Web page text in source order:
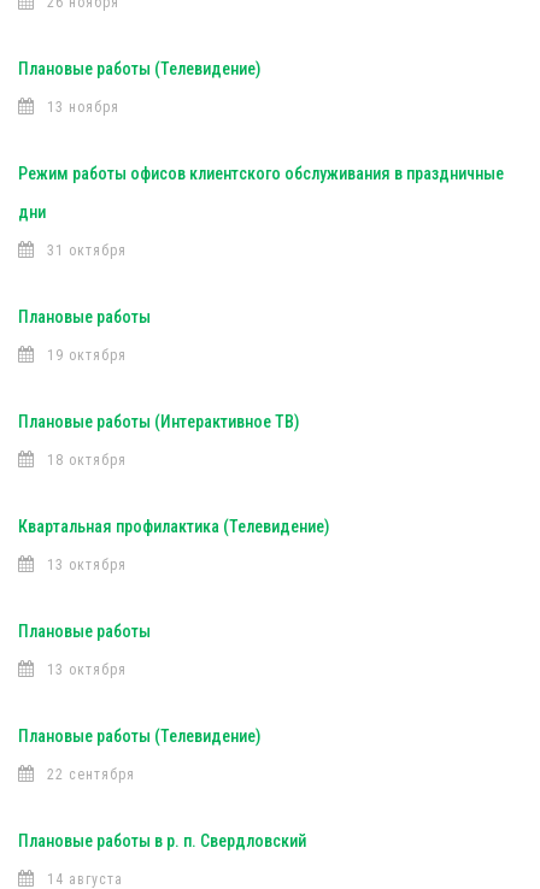
Плановые работы (Телевидение)
13 ноября
Режим работы офисов клиентского обслуживания в праздничные
дни
31 октября
Плановые работы
19 октября
Плановые работы (Интерактивное ТВ)
18 октября
Квартальная профилактика (Телевидение)
13 октября
Плановые работы
13 октября
Плановые работы (Телевидение)
22 сентября
Плановые работы в р. п. Свердловский
14 августа